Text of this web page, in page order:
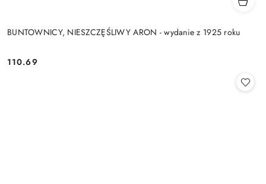
BUNTOWNICY, NIESZCZĘŚLIWY ARON - wydanie z 1925 roku
Cena:
110.69